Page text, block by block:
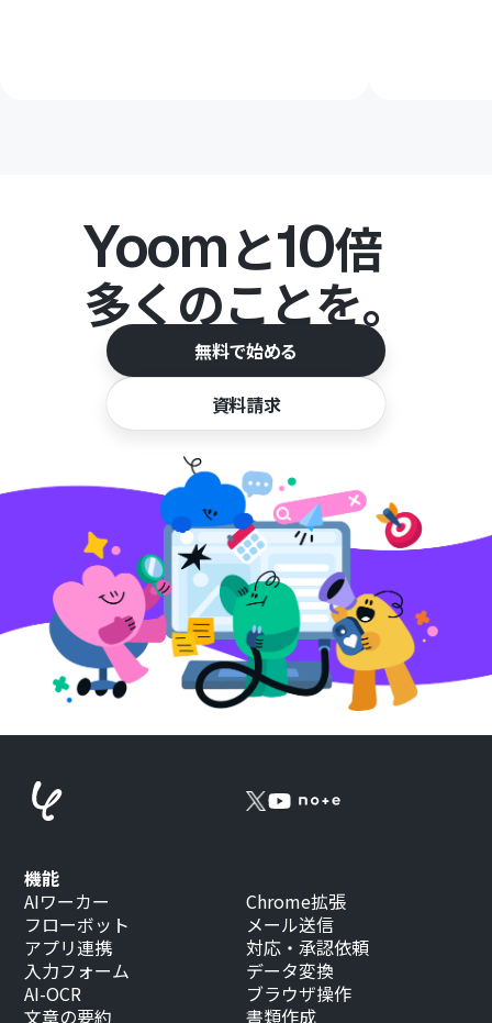
Yoomと10倍
多くのことを。
無料で始める
資料請求
機能
AIワーカー
フローボット
アプリ連携
入力フォーム
AI-OCR
文章の要約
Chrome拡張
メール送信
対応・承認依頼
データ変換
ブラウザ操作
書類作成